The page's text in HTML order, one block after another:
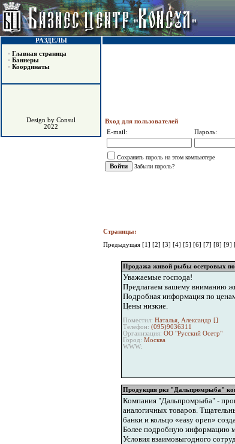
РАЗДЕЛЫ
• Главная страница
• Баннеры
• Координаты
Design by Consul
2022
Вход для пользователей
E-mail:
Пароль:
Сохранить пароль на этом компьютере
Забыли пароль?
Страницы:
Предыдущая [1] [2] [3] [4] [5] [6] [7] [8] [9]
Продажа живой рыбы осетровых
Уважаемые господа!
Предлагаем вашему вниманию
Подробная информация по
Цены низкие.
Поместил: Наталья, Александр []
Телефон: (095)9036311
Организация: ОО "Русский Осетр"
Город: Москва
WWW:
Продукция ркз "Дальпромрыба"
Компания "Дальпромрыба" -
аналогичных товаров.
банки и кольцо «easy open»
Более подробную информацию
Условия взаимовыгодного